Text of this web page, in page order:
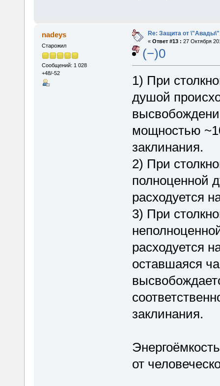
nadeys
Старожил
Сообщений: 1 028
+48/-52
Re: Защита от \"Авады\"
« Ответ #13 : 27 Октября
(−)0
1) При
душой
мощностью
заклинания.
2) При
полноценной
расходуется
3) При
расходуется
оставшаяся
заклинания.
от